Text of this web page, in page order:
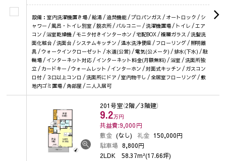
設備：室内洗濯機置き場 / 給湯 / 追焚機能 / プロパンガス / オートロック / シ
ャワー / 風呂・トイレ別室 / 脱衣所 / バルコニー / 洗濯機置場 / トイレ / エア
コン / 浴室乾燥機 / モニタ付きインターホン / 宅配BOX / 複層ガラス / 洗髪洗
面化粧台 / 洗面台 / システムキッチン / 温水洗浄便座 / フローリング / 照明器
具 / ウォークインクローゼット / 水道(公営) / 電気(公メータ) / 排水(下水) / 駐
輪場 / インターネット対応 / インターネット料金(月額無料) / 浴室 / 洗面所独
立 / カードキー / ウォームレット / インターホン / 対面式キッチン / ガスコン
ロ付 / ３口以上コンロ / 洗面所にドア / 室内物干し / 全居室フローリング / 敷
地内ゴミ置場 / 角部屋 / 二人入居可
201号室（2階／3階建）
9.2万円
共益費:9,000円
敷金 (なし) 礼金 150,000円
駐車場 8,800円
2LDK 58.37m²(17.66坪)